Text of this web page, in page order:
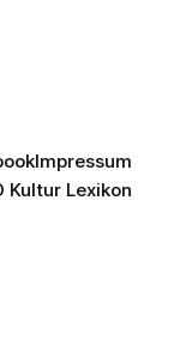
an dem
Impressum
Kultur Lexikon